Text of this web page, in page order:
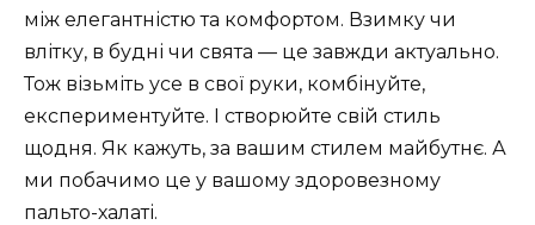
між елегантністю та комфортом. Взимку чи
влітку, в будні чи свята — це завжди актуально.
Тож візьміть усе в свої руки, комбінуйте,
експериментуйте. І створюйте свій стиль
щодня. Як кажуть, за вашим стилем майбутнє. А
ми побачимо це у вашому здоровезному
пальто-халаті.